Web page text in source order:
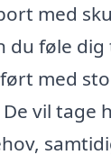
med
du føle
med
vil tage